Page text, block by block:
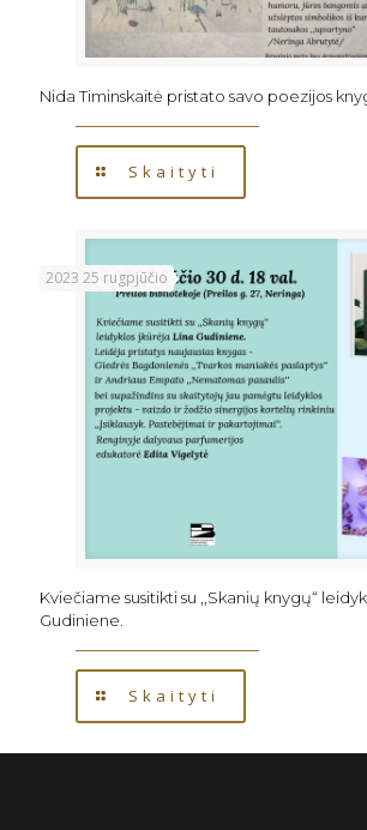
Nida Timinskaitė pristato savo poezijos
Skaityti
2023 25 rugpjūčio
Kviečiame susitikti su ,,Skanių knygų“
Gudiniene.
Skaityti